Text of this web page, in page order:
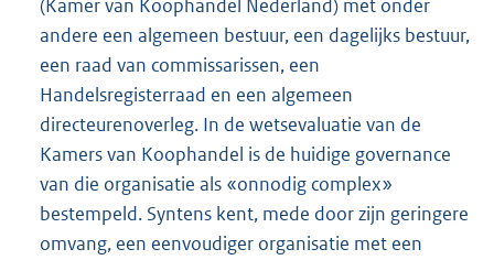
(Kamer van Koophandel Nederland) met onder
andere een algemeen bestuur, een dagelijks bestuur,
een raad van commissarissen, een
Handelsregisterraad en een algemeen
directeurenoverleg. In de wetsevaluatie van de
Kamers van Koophandel is de huidige governance
van die organisatie als «onnodig complex»
bestempeld. Syntens kent, mede door zijn geringere
omvang, een eenvoudiger organisatie met een